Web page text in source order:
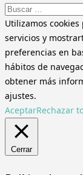
Buscar:
Utilizamos
servicios y
preferencias en
hábitos de
obtener más
ajustes.
AceptarRechazar
Cerrar